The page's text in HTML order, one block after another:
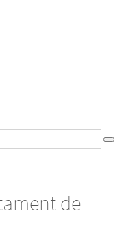
de